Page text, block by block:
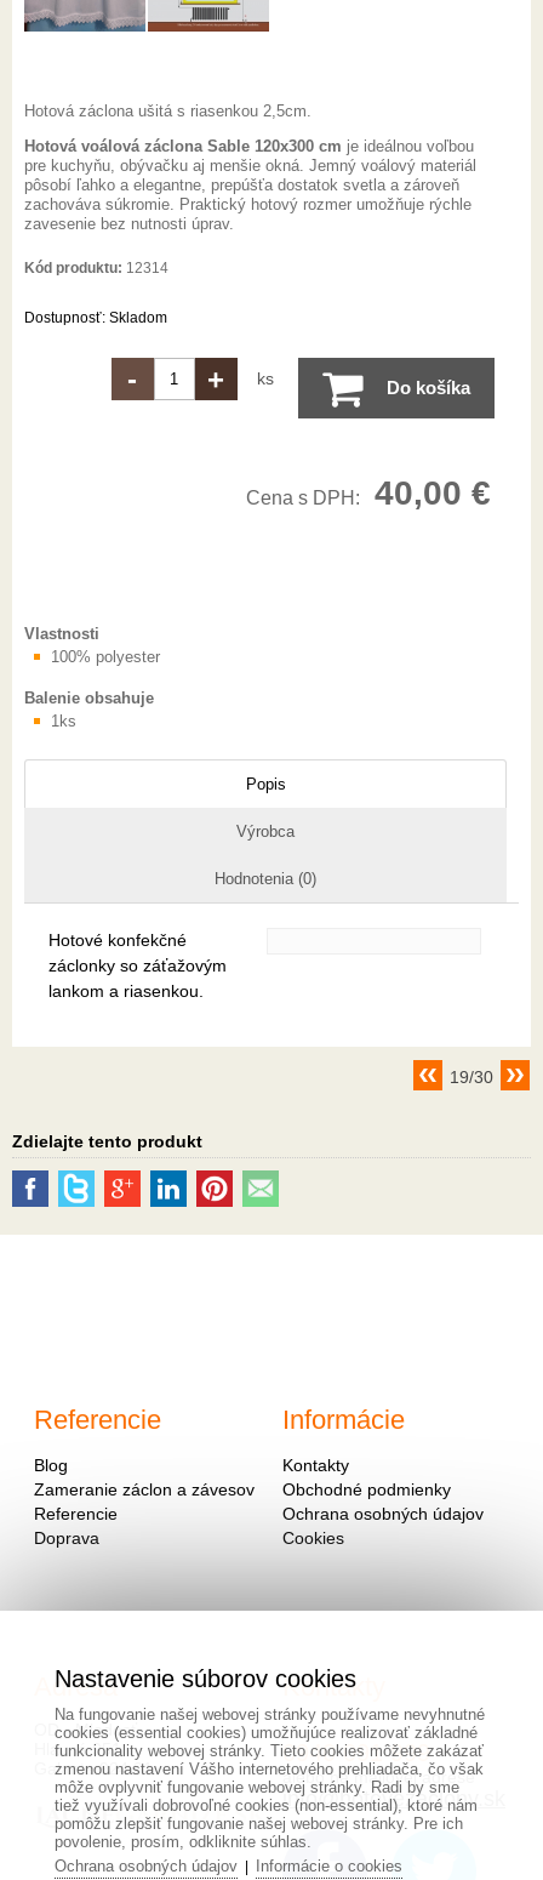
Hotová záclona ušitá s riasenkou 2,5cm.
Hotová voálová záclona Sable 120x300 cm je ideálnou voľbou
pre kuchyňu, obývačku aj menšie okná. Jemný voálový materiál
pôsobí ľahko a elegantne, prepúšťa dostatok svetla a zároveň
zachováva súkromie. Praktický hotový rozmer umožňuje rýchle
zavesenie bez nutnosti úprav.
Kód produktu: 12314
Dostupnosť: Skladom
- + ks Do košíka
Cena s DPH: 40,00 €
Vlastnosti
100% polyester
Balenie obsahuje
1ks
Popis
Výrobca
Hodnotenia (0)
Hotové konfekčné
záclonky so záťažovým
lankom a riasenkou.
19/30
Zdielajte tento produkt
Referencie
Blog
Zameranie záclon a závesov
Referencie
Doprava
Informácie
Kontakty
Obchodné podmienky
Ochrana osobných údajov
Cookies
Adresa
OD - Mladosť
Hlavná 951
Galanta 924 01
Kontakty
0940 091 999
alebo na mailovej adrese
info@hotovezaclony.sk
Nastavenie súborov cookies
Na fungovanie našej webovej stránky používame nevyhnutné
cookies (essential cookies) umožňujúce realizovať základné
funkcionality webovej stránky. Tieto cookies môžete zakázať
zmenou nastavení Vášho internetového prehliadača, čo však
môže ovplyvniť fungovanie webovej stránky. Radi by sme
tiež využívali dobrovoľné cookies (non-essential), ktoré nám
pomôžu zlepšiť fungovanie našej webovej stránky. Pre ich
povolenie, prosím, odkliknite súhlas.
Ochrana osobných údajov| Informácie o cookies